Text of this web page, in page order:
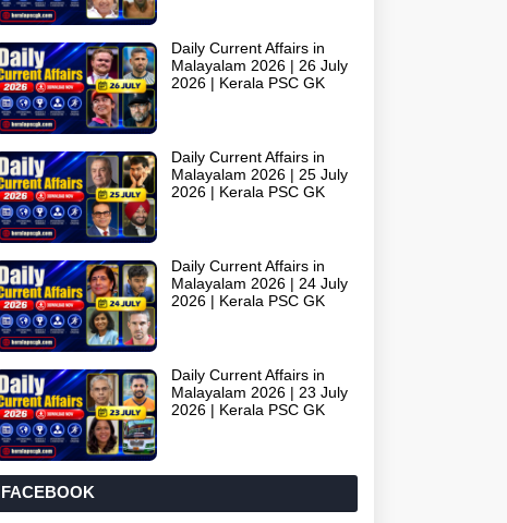
Daily Current Affairs in
Malayalam 2026 | 26 July
2026 | Kerala PSC GK
Daily Current Affairs in
Malayalam 2026 | 25 July
2026 | Kerala PSC GK
Daily Current Affairs in
Malayalam 2026 | 24 July
2026 | Kerala PSC GK
Daily Current Affairs in
Malayalam 2026 | 23 July
2026 | Kerala PSC GK
FACEBOOK